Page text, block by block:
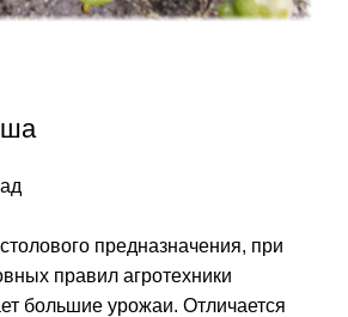
столового предназначения, при
правил агротехники
большие урожаи. Отличается